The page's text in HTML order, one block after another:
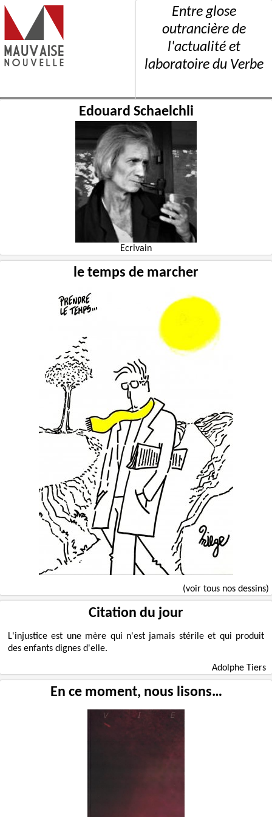
Entre glose
outrancière de
l'actualité et
laboratoire du Verbe
Edouard Schaelchli
Ecrivain
le temps de marcher
(voir tous nos dessins)
Citation du jour
L'injustice est une mère qui n'est jamais stérile et qui produit
des enfants dignes d'elle.
Adolphe Tiers
En ce moment, nous lisons…